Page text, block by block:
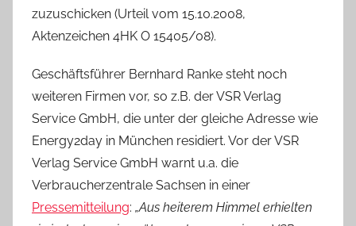
zuzuschicken (Urteil vom 15.10.2008,
Aktenzeichen 4HK O 15405/08).
Geschäftsführer Bernhard Ranke steht noch
weiteren Firmen vor, so z.B. der VSR Verlag
Service GmbH, die unter der gleiche Adresse wie
Energy2day in München residiert. Vor der VSR
Verlag Service GmbH warnt u.a. die
Verbraucherzentrale Sachsen in einer
Pressemitteilung: „Aus heiterem Himmel erhielten